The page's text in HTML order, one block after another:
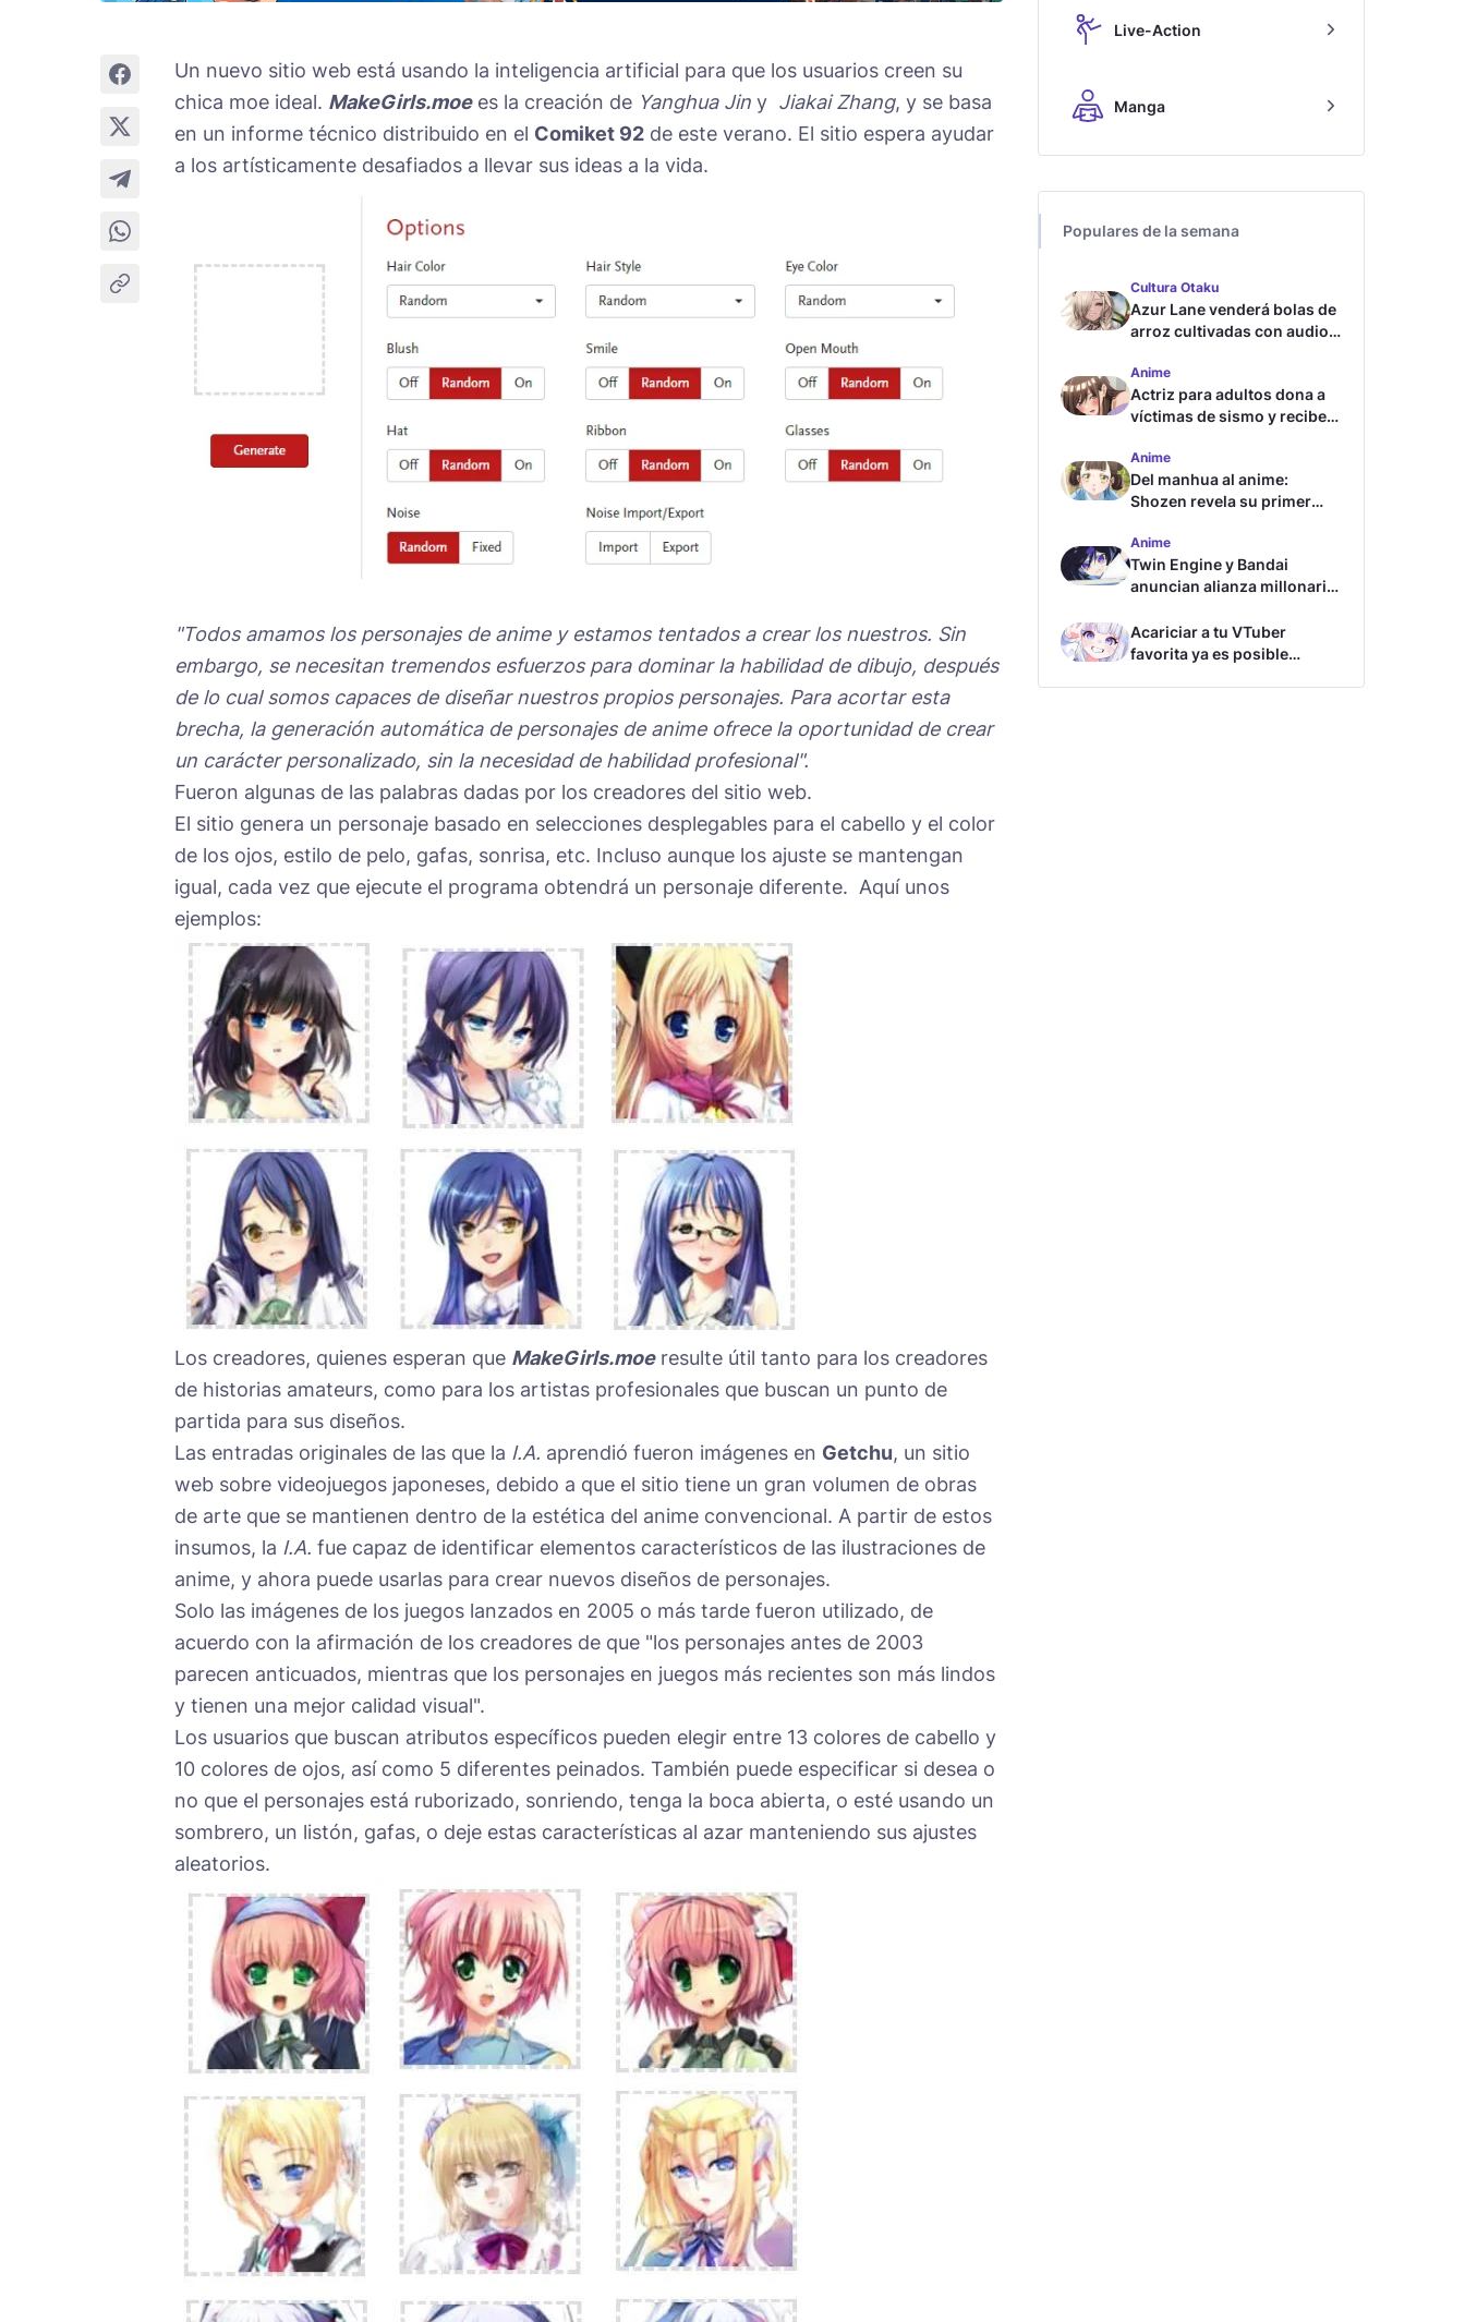
Un nuevo sitio web está usando la inteligencia artificial para que los usuarios creen su
chica moe ideal. MakeGirls.moees la creación de Yanghua Jin y Jiakai Zhang, y se basa
en un informe técnico distribuido en el Comiket 92 de este verano. El sitio espera ayudar
a los artísticamente desafiados a llevar sus ideas a la vida.
"Todos amamos los personajes de anime y estamos tentados a crear los nuestros. Sin
embargo, se necesitan tremendos esfuerzos para dominar la habilidad de dibujo, después
de lo cual somos capaces de diseñar nuestros propios personajes. Para acortar esta
brecha, la generación automática de personajes de anime ofrece la oportunidad de crear
un carácter personalizado, sin la necesidad de habilidad profesional".
Fueron algunas de las palabras dadas por los creadores del sitio web.
El sitio genera un personaje basado en selecciones desplegables para el cabello y el color
de los ojos, estilo de pelo, gafas, sonrisa, etc. Incluso aunque los ajuste se mantengan
igual, cada vez que ejecute el programa obtendrá un personaje diferente. Aquí unos
ejemplos:
Los creadores, quienes esperan que MakeGirls.moeresulte útil tanto para los creadores
de historias amateurs, como para los artistas profesionales que buscan un punto de
partida para sus diseños.
Las entradas originales de las que la I.A. aprendió fueron imágenes en Getchu, un sitio
web sobre videojuegos japoneses, debido a que el sitio tiene un gran volumen de obras
de arte que se mantienen dentro de la estética del anime convencional. A partir de estos
insumos, la I.A. fue capaz de identificar elementos característicos de las ilustraciones de
anime, y ahora puede usarlas para crear nuevos diseños de personajes.
Solo las imágenes de los juegos lanzados en 2005 o más tarde fueron utilizado, de
acuerdo con la afirmación de los creadores de que "los personajes antes de 2003
parecen anticuados, mientras que los personajes en juegos más recientes son más lindos
y tienen una mejor calidad visual".
Los usuarios que buscan atributos específicos pueden elegir entre 13 colores de cabello y
10 colores de ojos, así como 5 diferentes peinados. También puede especificar si desea o
no que el personajes está ruborizado, sonriendo, tenga la boca abierta, o esté usando un
sombrero, un listón, gafas, o deje estas características al azar manteniendo sus ajustes
aleatorios.
Live-Action
Manga
Populares de la semana
Cultura Otaku
Azur Lane venderá bolas de
arroz cultivadas con audios
Anime
Actriz para adultos dona a
víctimas de sismo y recibe
Anime
Del manhua al anime:
Shozen revela su primer
Anime
Twin Engine y Bandai
anuncian alianza millonaria
Acariciar a tu VTuber
favorita ya es posible